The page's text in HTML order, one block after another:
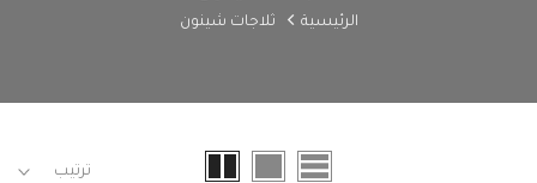
الرئيسية ثلاجات شينون
ترتيب